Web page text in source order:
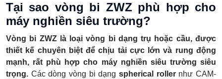
Tại sao vòng bi ZWZ phù hợp cho
máy nghiền siêu trường?
Vòng bi ZWZ là loại vòng bi dạng trụ hoặc cầu, được
thiết kế chuyên biệt để chịu tải cực lớn và rung động
mạnh, rất phù hợp cho máy nghiền siêu trường siêu
trọng. Các dòng vòng bi dạng spherical rollernhư CAM-